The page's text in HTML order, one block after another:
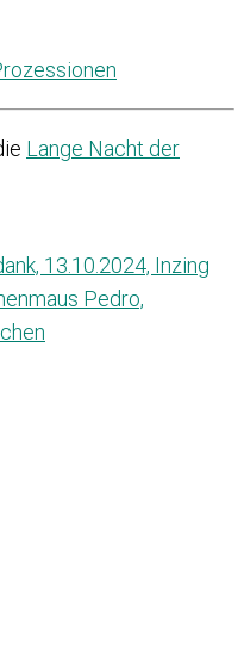
Lange Nacht der
13.10.2024, Inzing
Pedro,